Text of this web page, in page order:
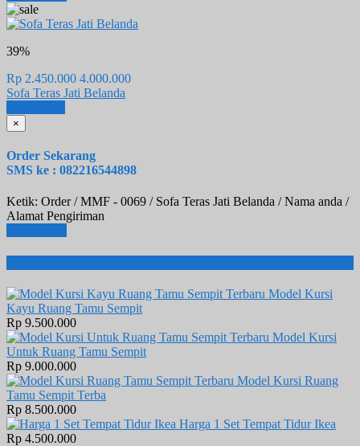
39%
Rp 2.450.000 4.000.000
Sofa Teras Jati Belanda
×
Order Sekarang
SMS ke : 082216544898
Ketik: Order / MMF - 0069 / Sofa Teras Jati Belanda / Nama anda /
Alamat Pengiriman
Model Kursi
Kayu Ruang Tamu Sempit
Rp 9.500.000
Model Kursi
Untuk Ruang Tamu Sempit
Rp 9.000.000
Model Kursi Ruang
Tamu Sempit Terba
Rp 8.500.000
Harga 1 Set Tempat Tidur Ikea
Rp 4.500.000